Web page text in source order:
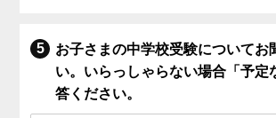
お子さまの中学校受験についてお
い。いらっしゃらない場合「予定
答ください。